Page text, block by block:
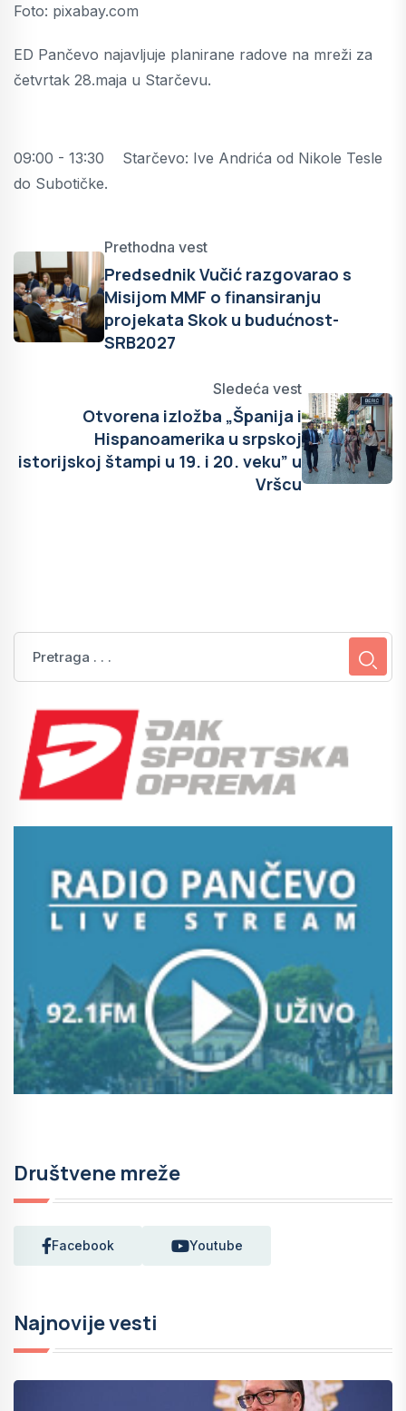
Foto: pixabay.com
ED Pančevo najavljuje planirane radove na mreži za
četvrtak 28.maja u Starčevu.
09:00 - 13:30 Starčevo: Ive Andrića od Nikole Tesle
do Subotičke.
Prethodna vest
Predsednik Vučić razgovarao s
Misijom MMF o finansiranju
projekata Skok u budućnost-
SRB2027
Sledeća vest
Otvorena izložba „Španija i
Hispanoamerika u srpskoj
istorijskoj štampi u 19. i 20. veku” u
Vršcu
Društvene mreže
Facebook Youtube
Najnovije vesti